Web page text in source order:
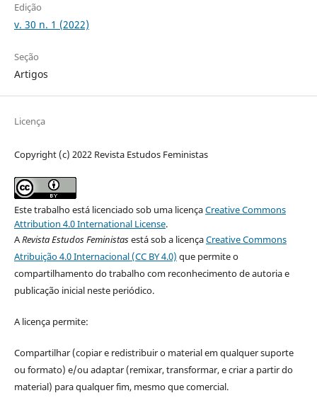
Edição
v. 30 n. 1 (2022)
Seção
Artigos
Licença
Copyright (c) 2022 Revista Estudos Feministas
Este trabalho está licenciado sob uma licençaCreative Commons
Attribution 4.0 International License.
ARevista Estudos Feministasestá sob a licençaCreative Commons
Atribuição 4.0 Internacional (CC BY 4.0) que permite o
compartilhamento do trabalho com reconhecimento de autoria e
publicação inicial neste periódico.
A licença permite:
Compartilhar (copiar e redistribuir o material em qualquer suporte
ou formato) e/ou adaptar (remixar, transformar, e criar a partir do
material) para qualquer fim, mesmo que comercial.